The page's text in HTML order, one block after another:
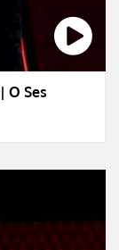
O Ses